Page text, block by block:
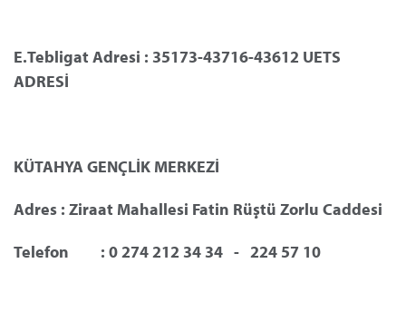
E.Tebligat Adresi : 35173-43716-43612 UETS
ADRESİ
KÜTAHYA GENÇLİK MERKEZİ
Adres : Ziraat Mahallesi Fatin Rüştü Zorlu Caddesi
Telefon
	: 0 274 212 34 34   -   224 57 10